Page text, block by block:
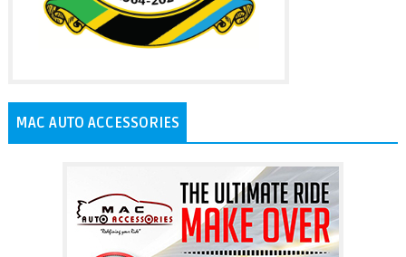
MAC AUTO ACCESSORIES